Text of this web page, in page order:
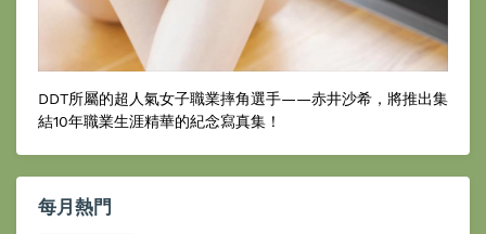
DDT所屬的超人氣女子職業摔角選手——赤井沙希，將推出集
結10年職業生涯精華的紀念寫真集！
每月熱門